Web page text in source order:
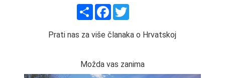
ShareFacebook
Prati nas za više članaka o Hrvatskoj
Možda vas zanima